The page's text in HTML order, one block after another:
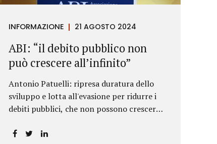
INFORMAZIONE 21 AGOSTO 2024
ABI: “il debito pubblico non
può crescere all’infinito”
Antonio Patuelli: ripresa duratura dello
sviluppo e lotta all'evasione per ridurre i
debiti pubblici, che non possono crescere